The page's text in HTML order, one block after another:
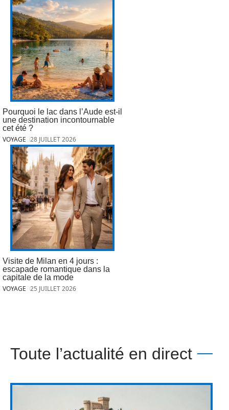
Pourquoi le lac dans l’Aude est-il
une destination incontournable
cet été ?
VOYAGE 28 JUILLET 2026
Visite de Milan en 4 jours :
escapade romantique dans la
capitale de la mode
VOYAGE 25 JUILLET 2026
Toute l’actualité en direct